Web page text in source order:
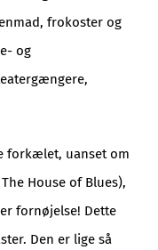
frokoster og
og
forkælet, uanset om
House of Blues),
fornøjelse! Dette
Den er lige så